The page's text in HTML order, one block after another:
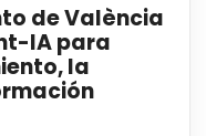
de València
IA para
la